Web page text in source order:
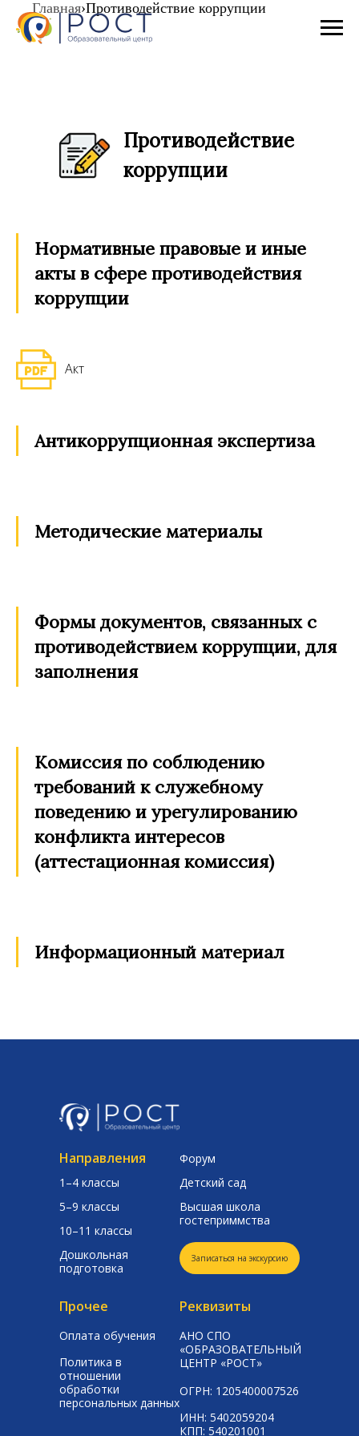
Главная›Противодействие коррупции
Противодействие
коррупции
Нормативные правовые и иные
акты в сфере противодействия
коррупции
Акт
Антикоррупционная экспертиза
Методические материалы
Формы документов, связанных с
противодействием коррупции, для
заполнения
Комиссия по соблюдению
требований к служебному
поведению и урегулированию
конфликта интересов
(аттестационная комиссия)
Информационный материал
Высшая школа
гостеприммства
Направления
Дошкольная
подготовка
Детский сад
1–4 классы
5–9 классы
10–11 классы
АНО СПО
«ОБРАЗОВАТЕЛЬНЫЙ
ЦЕНТР «РОСТ»
ОГРН: 1205400007526
ИНН: 5402059204
КПП: 540201001
Реквизиты
Записаться на экскурсию
Оплата обучения
Политика в
отношении
обработки
персональных данных
Прочее
Форум